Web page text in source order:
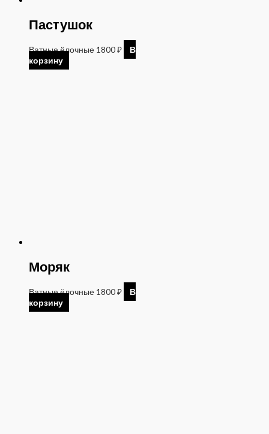
Пастушок
Ватные ёлочные 1800₽
В
корзину
Моряк
Ватные ёлочные 1800₽
В
корзину